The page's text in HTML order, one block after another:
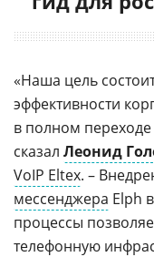
«Наша цель
эффективности
в полном
сказал Леонид
VoIP Eltex. –
мессенджера Elph
процессы
телефонную